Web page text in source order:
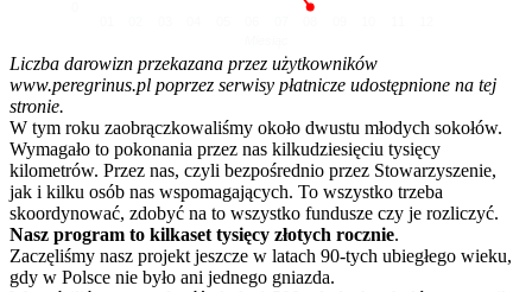
Liczba darowizn przekazana przez użytkowników
www.peregrinus.pl poprzez serwisy płatnicze udostępnione na tej
stronie.
W tym roku zaobrączkowaliśmy około dwustu młodych sokołów.
Wymagało to pokonania przez nas kilkudziesięciu tysięcy
kilometrów. Przez nas, czyli bezpośrednio przez Stowarzyszenie,
jak i kilku osób nas wspomagających. To wszystko trzeba
skoordynować, zdobyć na to wszystko fundusze czy je rozliczyć.
Nasz program to kilkaset tysięcy złotych rocznie.
Zaczęliśmy nasz projekt jeszcze w latach 90-tych ubiegłego wieku,
gdy w Polsce nie było ani jednego gniazda.